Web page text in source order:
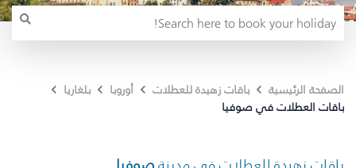
الصفحة الرئيسية باقات زهيدة للعطلات أوروبا
بلغاريا
باقات العطلات في صوفيا